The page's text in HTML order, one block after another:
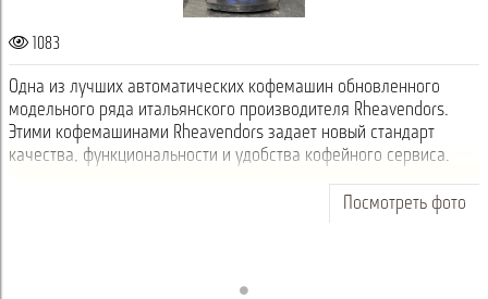
1083
Одна из лучших автоматических кофемашин обновленного
модельного ряда итальянского производителя Rheavendors.
Этими кофемашинами Rheavendors задает новый стандарт
качества, функциональности и удобства кофейного сервиса.
Посмотреть фото